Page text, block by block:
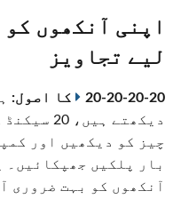
اپنی آنکھوں
لیے تجاویز
20-20-20-20 کا اصول:
بار پلکیں جھپکائیں۔
آنکھوں کو بہت ضروری